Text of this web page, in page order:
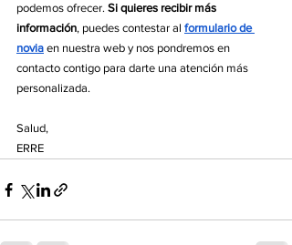
podemos ofrecer. Si quieres recibir más
información, puedes contestar al formulario de
novia en nuestra web y nos pondremos en
contacto contigo para darte una atención más
personalizada.
Salud,
ERRE